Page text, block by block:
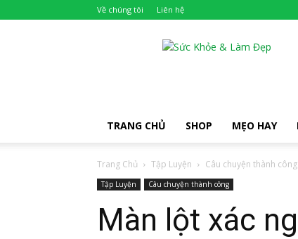
Về chúng tôi Liên hệ
TRANG CHỦ SHOP MẸO HAY
Trang Chủ Tập Luyện Câu chuyện thành công
Tập Luyện Câu chuyện thành công
Màn lột xác